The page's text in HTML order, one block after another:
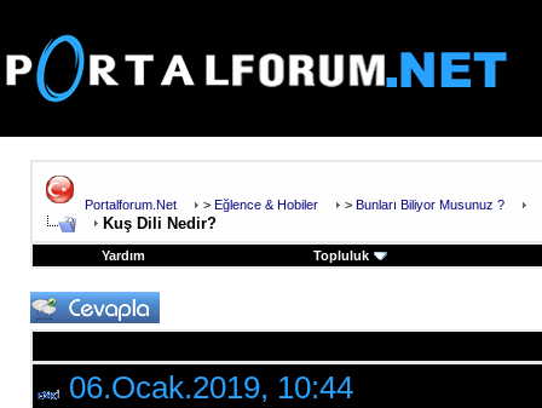
Portalforum.Net > Eğlence & Hobiler > Bunları Biliyor Musunuz ?
Kuş Dili Nedir?
Yardım Topluluk
06.Ocak.2019, 10:44